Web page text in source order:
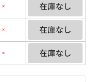
×
×
×